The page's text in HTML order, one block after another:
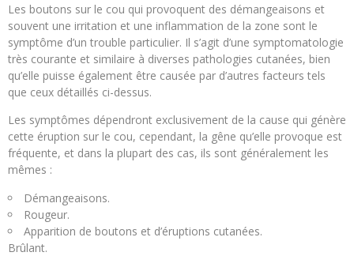
Les boutons sur le cou qui provoquent des démangeaisons et
souvent une irritation et une inflammation de la zone sont le
symptôme d’un trouble particulier. Il s’agit d’une symptomatologie
très courante et similaire à diverses pathologies cutanées, bien
qu’elle puisse également être causée par d’autres facteurs tels
que ceux détaillés ci-dessus.
Les symptômes dépendront exclusivement de la cause qui génère
cette éruption sur le cou, cependant, la gêne qu’elle provoque est
fréquente, et dans la plupart des cas, ils sont généralement les
mêmes :
Démangeaisons.
Rougeur.
Apparition de boutons et d’éruptions cutanées.
Brûlant.